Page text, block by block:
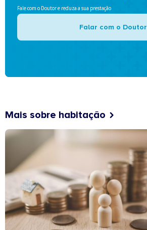
Fale com o Doutor e reduza a sua prestação
Falar com o Doutor
Mais sobre habitação